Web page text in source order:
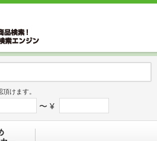
けます。
〜 ¥